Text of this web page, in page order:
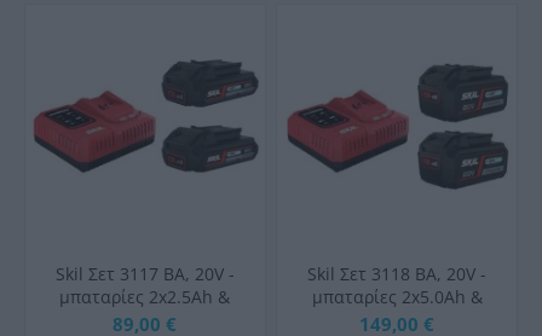
Skil Σετ 3117 BA, 20V -
μπαταρίες 2x2.5Ah &
ταχυφορτιστής 6A
89,00 €
Skil Σετ 3118 BA, 20V -
μπαταρίες 2x5.0Ah &
ταχυφορτιστής 6A
149,00 €